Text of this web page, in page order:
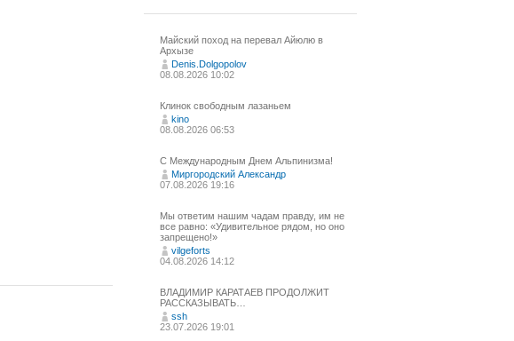
Майский поход на перевал Айюлю в
Архызе
Denis.Dolgopolov
08.08.2026 10:02
Клинок свободным лазаньем
kino
08.08.2026 06:53
С Международным Днем Альпинизма!⁠
Миргородский Александр
07.08.2026 19:16
Мы ответим нашим чадам правду, им не
все равно: «Удивительное рядом, но оно
запрещено!»
vilgeforts
04.08.2026 14:12
ВЛАДИМИР КАРАТАЕВ ПРОДОЛЖИТ
РАССКАЗЫВАТЬ…
ssh
23.07.2026 19:01